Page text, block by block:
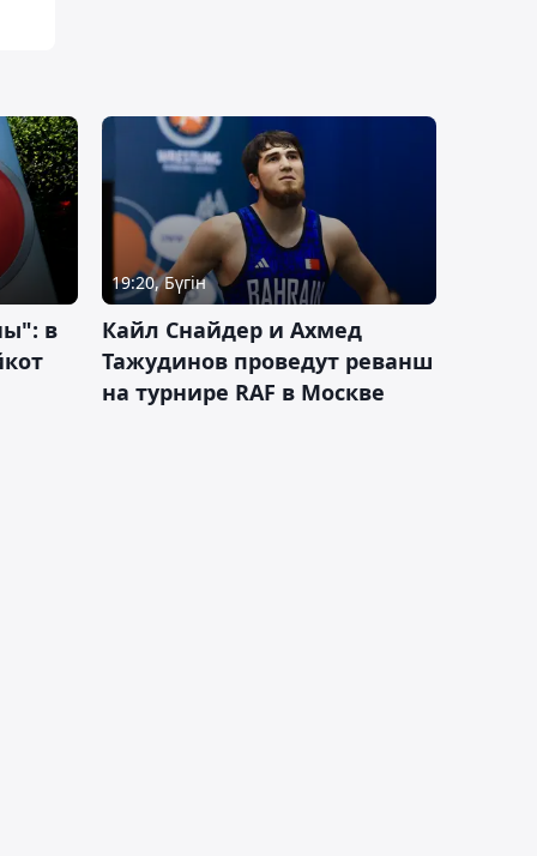
в
19:20, Бүгін
Кайл Снайдер и Ахмед
Тажудинов проведут реванш
на турнире RAF в Москве